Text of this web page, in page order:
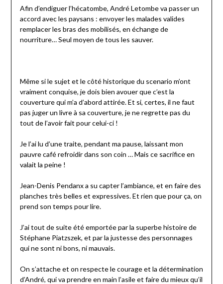
Afin d’endiguer l’hécatombe, André Letombe va passer un
accord avec les paysans : envoyer les malades valides
remplacer les bras des mobilisés, en échange de
nourriture… Seul moyen de tous les sauver.
Même si le sujet et le côté historique du scenario m’ont
vraiment conquise, je dois bien avouer que c’est la
couverture qui m’a d’abord attirée. Et si, certes, il ne faut
pas juger un livre à sa couverture, je ne regrette pas du
tout de l’avoir fait pour celui-ci !
Je l’ai lu d’une traite, pendant ma pause, laissant mon
pauvre café refroidir dans son coin … Mais ce sacrifice en
valait la peine !
Jean-Denis Pendanx a su capter l’ambiance, et en faire des
planches très belles et expressives. Et rien que pour ça, on
prend son temps pour lire.
J’ai tout de suite été emportée par la superbe histoire de
Stéphane Piatzszek, et par la justesse des personnages
qui ne sont ni bons, ni mauvais.
On s’attache et on respecte le courage et la détermination
d’André, qui va prendre en main l’asile et faire du mieux qu’il